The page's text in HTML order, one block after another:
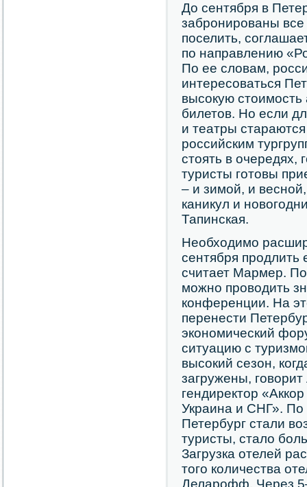
До сентября в
забронированы все
поселить,
по направлению
По ее словам,
интересоваться
высокую
билетов. Но если
и театры
российским
стоять в очередях,
туристы готовы
– и зимой, и
каникул и
Тапинская.
Необходимо
сентября продлить
считает Мармер.
можно проводить
конференции. На
перенести
экономический
ситуацию с
высокий сезон,
загружены,
гендиректор
Украина и СНГ». По
Петербург стали
туристы, стало
Загрузка отелей
того количества
Деларофф. Через